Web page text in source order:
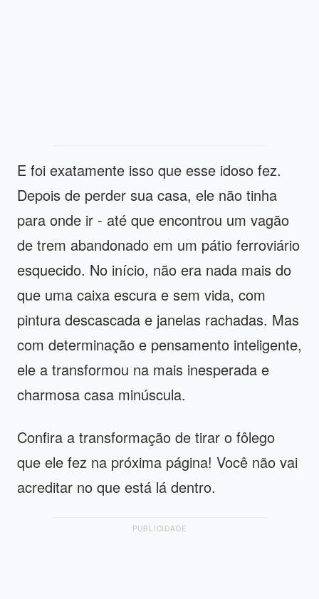
E foi exatamente isso que esse idoso fez.
Depois de perder sua casa, ele não tinha
para onde ir - até que encontrou um vagão
de trem abandonado em um pátio ferroviário
esquecido. No início, não era nada mais do
que uma caixa escura e sem vida, com
pintura descascada e janelas rachadas. Mas
com determinação e pensamento inteligente,
ele a transformou na mais inesperada e
charmosa casa minúscula.
Confira a transformação de tirar o fôlego
que ele fez na próxima página! Você não vai
acreditar no que está lá dentro.
PUBLICIDADE